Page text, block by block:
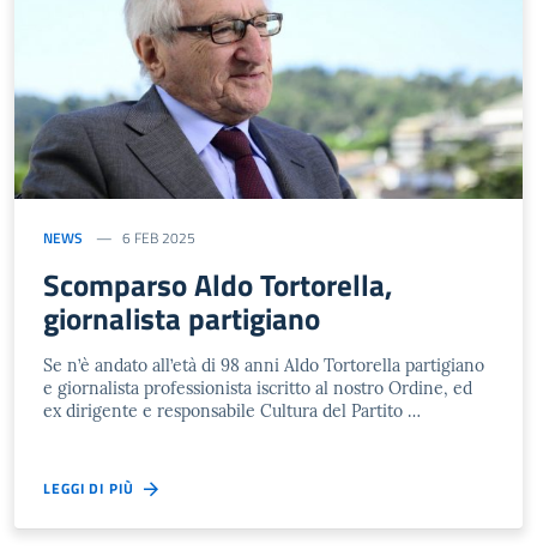
NEWS 6 FEB 2025
Scomparso Aldo Tortorella,
giornalista partigiano
Se n’è andato all’età di 98 anni Aldo Tortorella partigiano
e giornalista professionista iscritto al nostro Ordine, ed
ex dirigente e responsabile Cultura del Partito …
LEGGI DI PIÙ